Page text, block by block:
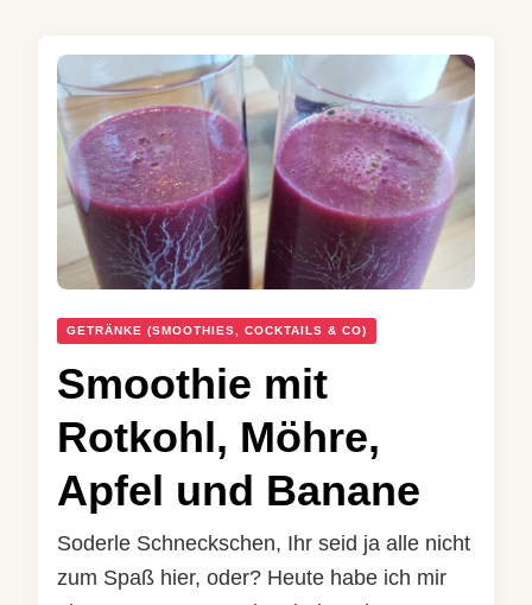
GETRÄNKE (SMOOTHIES, COCKTAILS & CO)
Smoothie mit
Rotkohl, Möhre,
Apfel und Banane
Soderle Schneckschen, Ihr seid ja alle nicht
zum Spaß hier, oder? Heute habe ich mir